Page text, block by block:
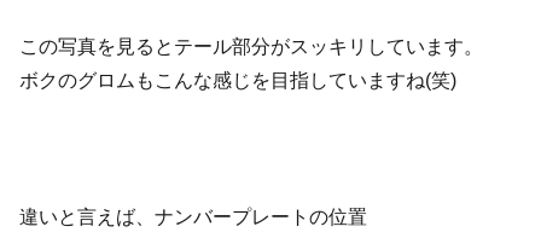
この写真を見るとテール部分がスッキリしています。
ボクのグロムもこんな感じを目指していますね(笑)
違いと言えば、ナンバープレートの位置